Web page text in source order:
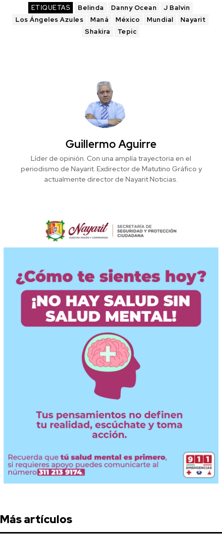
ETIQUETAS Belinda Danny Ocean
J Balvin
Los Ángeles Azules
Maná México Mundial
Nayarit
Shakira
Tepic
Guillermo Aguirre
Líder de opinión. Con una amplía trayectoria en el
periodismo de Nayarit. Exdirector de Matutino Gráfico y
actualmente director de Nayarit Noticias.
Más artículos